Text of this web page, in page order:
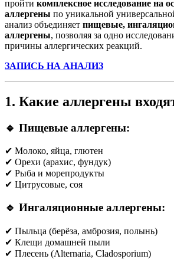
пройти комплексное исследование на
аллергены по уникальной
анализ объединяет пищевые,
аллергены, позволяя за одно
причины аллергических реакций.
ЗАПИСЬ НА АНАЛИЗ
1. Какие аллергены
🔹 Пищевые аллергены:
✔ Молоко, яйца, глютен
✔ Орехи (арахис, фундук)
✔ Рыба и морепродукты
✔ Цитрусовые, соя
🔹 Ингаляционные аллергены:
✔ Пыльца (берёза, амброзия, полынь)
✔ Клещи домашней пыли
✔ Плесень (Alternaria, Cladosporium)